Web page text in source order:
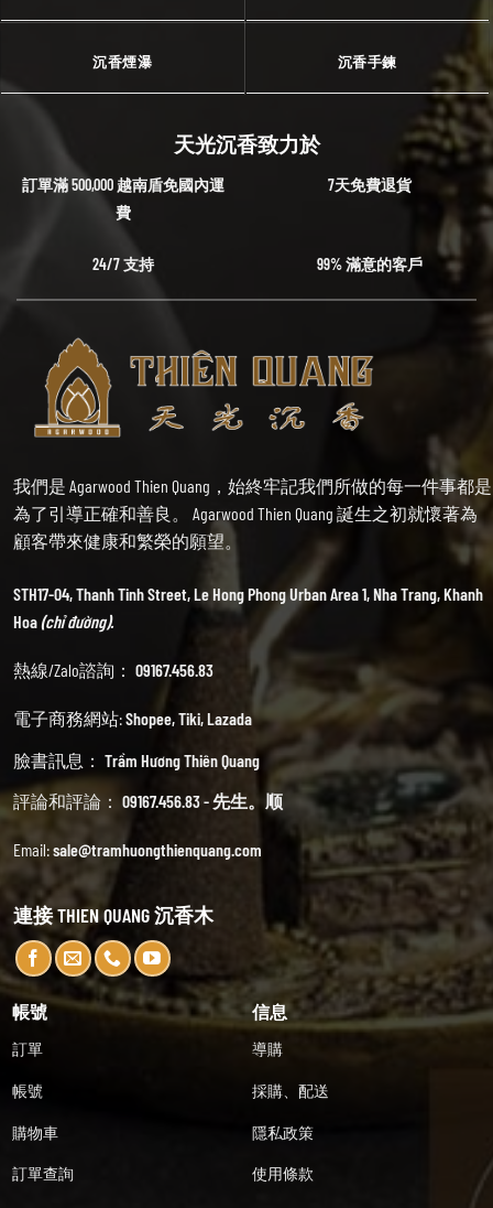
沉香煙瀑 沉香手鍊
天光沉香致力於
訂單滿 500,000 越南盾免國內運
費
7天免費退貨
24/7 支持 99% 滿意的客戶
我們是 Agarwood Thien Quang，始終牢記我們所做的每一件事都是
為了引導正確和善良。 Agarwood Thien Quang 誕生之初就懷著為
顧客帶來健康和繁榮的願望。
STH17-04, Thanh Tinh Street, Le Hong Phong Urban Area 1, Nha Trang, Khanh
Hoa(chỉ đường).
熱線/Zalo諮詢： 09167.456.83
電子商務網站:Shopee,Tiki,Lazada
臉書訊息： Trầm Hương Thiên Quang
評論和評論： 09167.456.83 - 先生。顺
Email:sale@tramhuongthienquang.com
連接 THIEN QUANG 沉香木
帳號
訂單
帳號
購物車
訂單查詢
信息
導購
採購、配送
隱私政策
使用條款